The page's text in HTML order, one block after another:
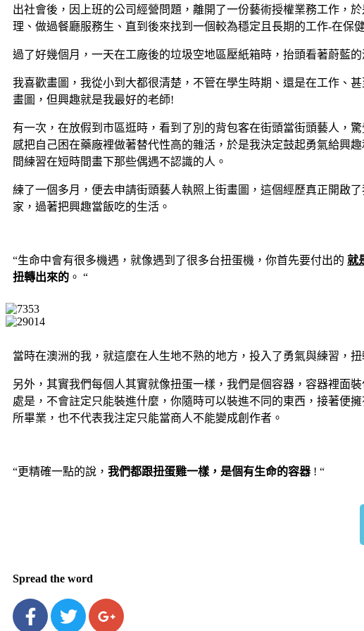
出社會後，因上班的公司經營問題，離開了一份藝術授權業務工作，
理、做過餐廳服務生、直到後來找到一個較為穩定且長期的工作-在保
過了好幾個月，一天在工廠後的垃圾空地區壓紙箱時，抬頭看著蔚藍
我喜歡畫圖，我從小到大都很清楚，不管在學生時期、還是在工作、
畫圖，但興趣就是我最好的老師!
有一次，在放假到市區逛時，看到了別的背包客在街頭當街頭藝人，
感把自己困在藥廠裡做著替代性高的雜活，於是我決定鼓起勇氣給興
間練習在短時間畫下那些偶遇不認識的人。
練了一個多月，便去申請街頭藝人執照上街畫圖，這個經歷真正開啟
家，過著把興趣當飯吃的生活。
“生命中會有很多機遇，就像遇到了很多台扭蛋機，你首先要付出的 就
扭轉出來的 。 “
當時在澳洲的我，就這麼在人生地不熟的地方，投入了勇氣與練習，
另外，其實我們每個人其實就像扭蛋一樣，我們是個容器，容器裡面
處是，不會註定只能裝進什麼，你隨時可以裝進不同的東西，接著便
所畢業，也不代表我注定只能當商人不能變成創作者。
“更精確一點的說， 我們都跟扭蛋雞一樣，是個有生命的容器 ! “
Spread the word